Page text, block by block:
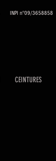
INPI n°09/3658858
CEINTURES